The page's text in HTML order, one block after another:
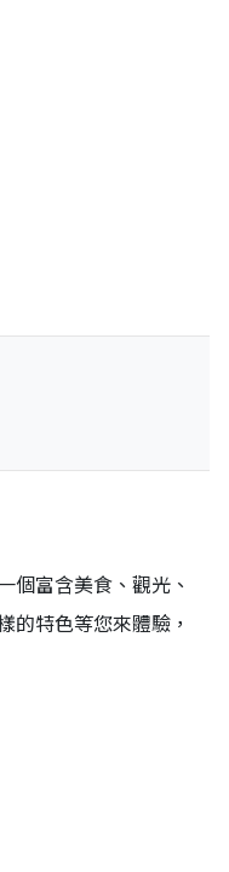
個富含美食、觀光、
的特色等您來體驗，